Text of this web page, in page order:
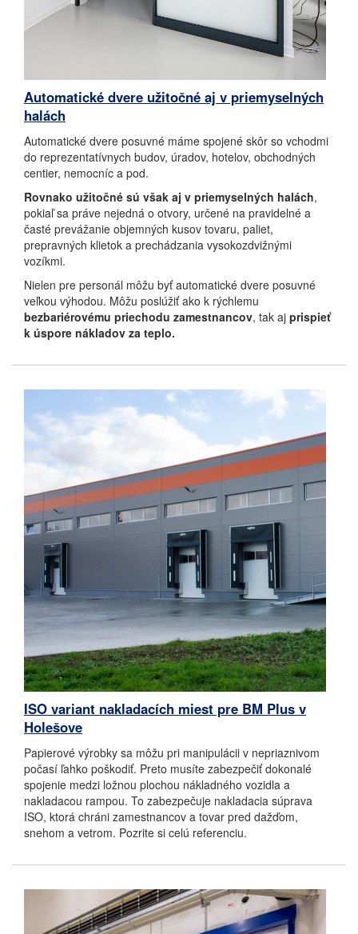
Automatické dvere užitočné aj v priemyselných
halách
Automatické dvere posuvné máme spojené skôr so vchodmi
do reprezentatívnych budov, úradov, hotelov, obchodných
centier, nemocníc a pod.
Rovnako užitočné sú však aj v priemyselných halách,
pokiaľ sa práve nejedná o otvory, určené na pravidelné a
časté prevážanie objemných kusov tovaru, paliet,
prepravných klietok a prechádzania vysokozdvižnými
vozíkmi.
Nielen pre personál môžu byť automatické dvere posuvné
veľkou výhodou. Môžu poslúžiť ako k rýchlemu
bezbariérovému priechodu zamestnancov, tak aj prispieť
k úspore nákladov za teplo.
ISO variant nakladacích miest pre BM Plus v
Holešove
Papierové výrobky sa môžu pri manipulácii v nepriaznivom
počasí ľahko poškodiť. Preto musíte zabezpečiť dokonalé
spojenie medzi ložnou plochou nákladného vozidla a
nakladacou rampou. To zabezpečuje nakladacia súprava
ISO, ktorá chráni zamestnancov a tovar pred dažďom,
snehom a vetrom. Pozrite si celú referenciu.